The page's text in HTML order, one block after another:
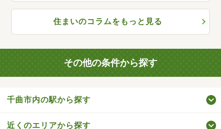
住まいのコラムをもっと見る
その他の条件から探す
千曲市内の駅から探す
近くのエリアから探す